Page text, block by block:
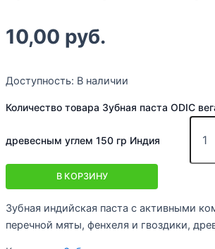
10,00 руб.
Доступность: В наличии
Количество товара Зубная паста ODIC
древесным углем 150 гр Индия
В КОРЗИНУ
Зубная индийская паста с активными
перечной мяты, фенхеля и гвоздики,